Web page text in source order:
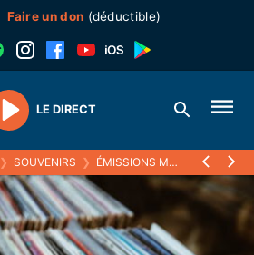
Faire un don (déductible)
Play
LE DIRECT
❯ SOUVENIRS ❯ ÉMISSIONS MUSICALES (SOUVENIRS)